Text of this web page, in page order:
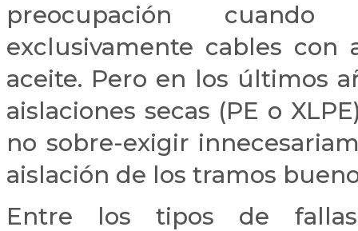
preocupación
exclusivamente cables
aceite. Pero en los últimos
aislaciones secas (PE o
no sobre-exigir
aislación de los tramos
Entre los tipos de